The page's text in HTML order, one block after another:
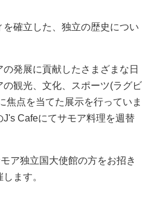
確立した、独立の歴史につい
発展に貢献したさまざまな日
観光、文化、スポーツ(ラグビ
焦点を当てた展示を行っていま
Cafeにてサモア料理を週替
ア独立国大使館の方をお招き
ます。